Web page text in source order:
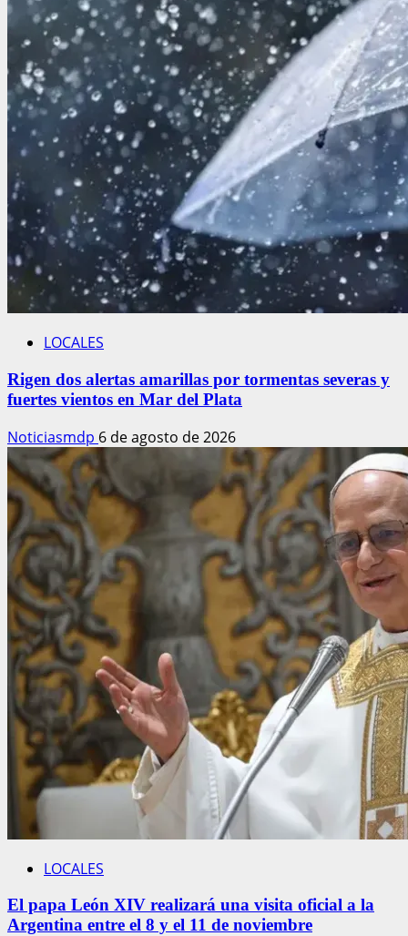
LOCALES
Rigen dos alertas amarillas por tormentas severas y
fuertes vientos en Mar del Plata
Noticiasmdp 6 de agosto de 2026
LOCALES
El papa León XIV realizará una visita oficial a la
Argentina entre el 8 y el 11 de noviembre